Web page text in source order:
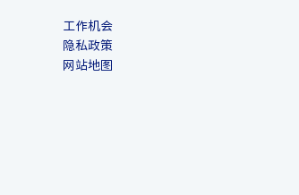
工作机会
隐私政策
网站地图